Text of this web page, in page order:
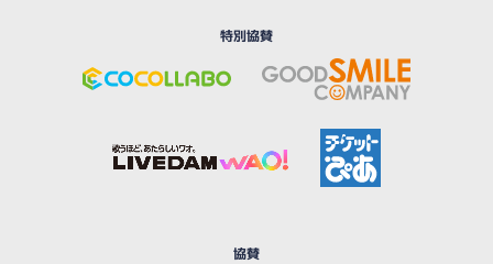
特別協賛
協賛